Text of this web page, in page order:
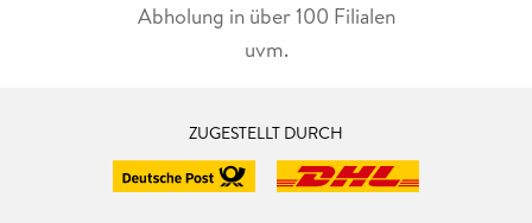
Abholung in über 100 Filialen
uvm.
ZUGESTELLT DURCH